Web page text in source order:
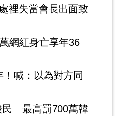
裡失當會長出面致
網紅身亡享年36
！喊：以為對方同
民 最高罰700萬韓